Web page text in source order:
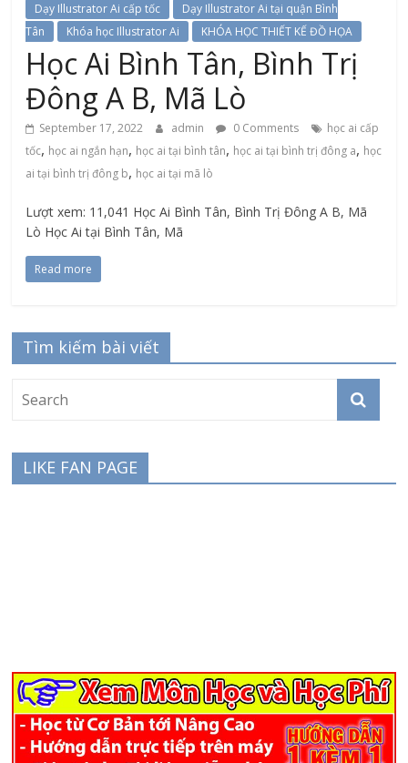
Dạy Illustrator Ai cấp tốc
Dạy Illustrator Ai tại quận Bình
Tân
Khóa học Illustrator Ai KHÓA HỌC THIẾT KẾ ĐỒ HỌA
Học Ai Bình Tân, Bình Trị
Đông A B, Mã Lò
September 17, 2022 admin 0 Comments
học ai cấp
tốc, học ai ngắn hạn, học ai tại bình tân, học ai tại bình trị đông a, học
ai tại bình trị đông b, học ai tại mã lò
Lượt xem: 11,041 Học Ai Bình Tân, Bình Trị Đông A B, Mã
Lò Học Ai tại Bình Tân, Mã
Read more
Tìm kiếm bài viết
LIKE FAN PAGE